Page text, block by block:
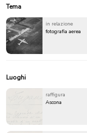
Tema
in relazione
fotografia aerea
Luoghi
raffigura
Ascona